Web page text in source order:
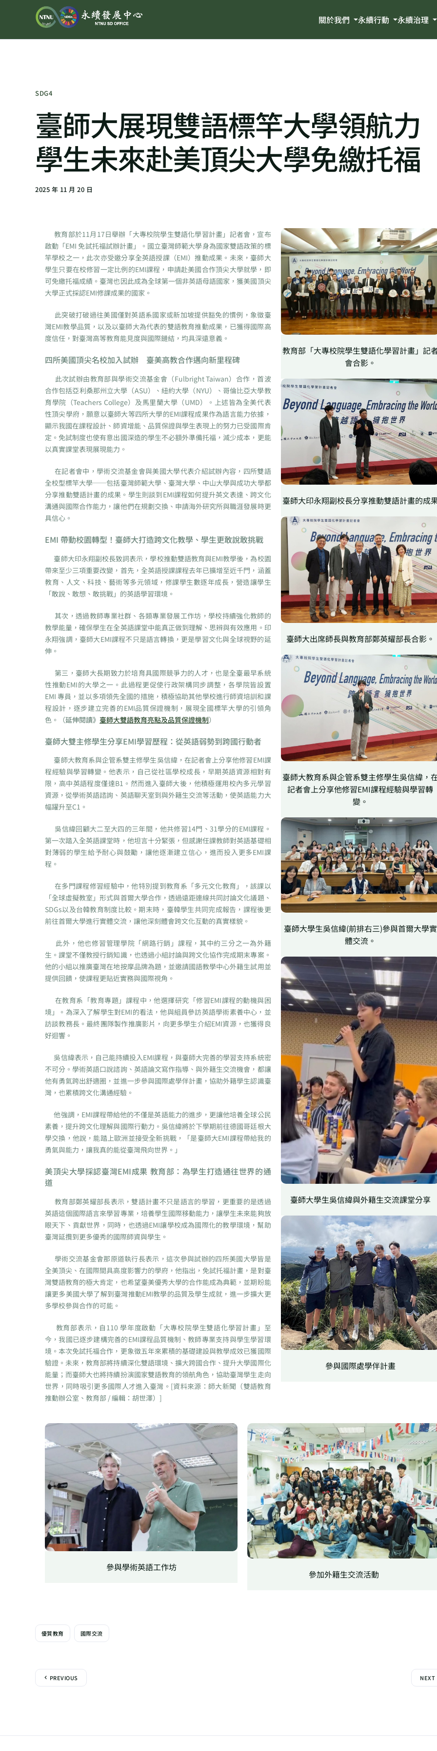
關於我們 永續行動 永續治理
SDG4
臺師大展現雙語標竿大學領航力
學生未來赴美頂尖大學免繳托福
2025 年 11 月 20 日
教育部於11月17日舉辦「大專校院學生雙語化學習計畫」記者會，宣布
啟動「EMI 免試托福試辦計畫」。國立臺灣師範大學身為國家雙語政策的標
竿學校之一，此次亦受邀分享全英語授課（EMI）推動成果。未來，臺師大
學生只要在校修習一定比例的EMI課程，申請赴美國合作頂尖大學就學，即
可免繳托福成績。臺灣也因此成為全球第一個非英語母語國家，獲美國頂尖
大學正式採認EMI修課成果的國家。
此突破打破過往美國僅對英語系國家或新加坡提供豁免的慣例，象徵臺
灣EMI教學品質，以及以臺師大為代表的雙語教育推動成果，已獲得國際高
度信任，對臺灣高等教育能見度與國際鏈結，均具深遠意義。
四所美國頂尖名校加入試辦 臺美高教合作邁向新里程碑
此次試辦由教育部與學術交流基金會（Fulbright Taiwan）合作，首波
合作包括亞利桑那州立大學（ASU）、紐約大學（NYU）、哥倫比亞大學教
育學院（Teachers College）及馬里蘭大學（UMD）。上述皆為全美代表
性頂尖學府，願意以臺師大等四所大學的EMI課程成果作為語言能力依據，
顯示我國在課程設計、師資增能、品質保證與學生表現上的努力已受國際肯
定。免試制度也使有意出國深造的學生不必額外準備托福，減少成本，更能
以真實課堂表現展現能力。
在記者會中，學術交流基金會與美國大學代表介紹試辦內容，四所雙語
全校型標竿大學──包括臺灣師範大學、臺灣大學、中山大學與成功大學都
分享推動雙語計畫的成果。學生則談到EMI課程如何提升英文表達、跨文化
溝通與國際合作能力，讓他們在規劃交換、申請海外研究所與職涯發展時更
具信心。
EMI 帶動校園轉型！臺師大打造跨文化教學、學生更敢說敢挑戰
臺師大印永翔副校長致詞表示，學校推動雙語教育與EMI教學後，為校園
帶來至少三項重要改變，首先，全英語授課課程去年已擴增至近千門，涵蓋
教育、人文、科技、藝術等多元領域，修課學生數逐年成長，營造讓學生
「敢說、敢想、敢挑戰」的英語學習環境。
其次，透過教師專業社群、各類專業發展工作坊，學校持續強化教師的
教學能量，確保學生在全英語課堂中能真正做到理解、思辨與有效應用。印
永翔強調，臺師大EMI課程不只是語言轉換，更是學習文化與全球視野的延
伸。
第三，臺師大長期致力於培育具國際競爭力的人才，也是全臺最早系統
性推動EMI的大學之一。此過程更促使行政架構同步調整，各學院皆設置
EMI 專員，並以多項領先全國的措施，積極協助其他學校進行師資培訓和課
程設計，逐步建立完善的EMI品質保證機制，展現全國標竿大學的引領角
色。（延伸閱讀》 臺師大雙語教育亮點及品質保證機制）
臺師大雙主修學生分享EMI學習歷程：從英語弱勢到跨國行動者
臺師大教育系與企管系雙主修學生吳信緯，在記者會上分享他修習EMI課
程經驗與學習轉變。他表示，自己從社區學校成長，早期英語資源相對有
限，高中英語程度僅達B1。然而進入臺師大後，他積極運用校內多元學習
資源，從學術英語諮詢、英語聊天室到與外籍生交流等活動，使英語能力大
幅躍升至C1。
吳信緯回顧大二至大四的三年間，他共修習14門、31學分的EMI課程。
第一次踏入全英語課堂時，他坦言十分緊張，但感謝任課教師對英語基礎相
對薄弱的學生給予耐心與鼓勵，讓他逐漸建立信心，進而投入更多EMI課
程。
在多門課程修習經驗中，他特別提到教育系「多元文化教育」，該課以
「全球虛擬教室」形式與首爾大學合作，透過遠距連線共同討論文化議題、
SDGs以及台韓教育制度比較。期末時，臺韓學生共同完成報告，課程後更
前往首爾大學進行實體交流，讓他深刻體會跨文化互動的真實樣貌。
此外，他也修習管理學院「網路行銷」課程，其中約三分之一為外籍
生。課堂不僅教授行銷知識，也透過小組討論與跨文化協作完成期末專案。
他的小組以推廣臺灣在地按摩品牌為題，並邀請國語教學中心外籍生試用並
提供回饋，使課程更貼近實務與國際視角。
在教育系「教育專題」課程中，他選擇研究「修習EMI課程的動機與困
境」。為深入了解學生對EMI的看法，他與組員參訪英語學術素養中心，並
訪談教務長。最終團隊製作推廣影片，向更多學生介紹EMI資源，也獲得良
好迴響。
吳信緯表示，自己能持續投入EMI課程，與臺師大完善的學習支持系統密
不可分。學術英語口說諮詢、英語論文寫作指導、與外籍生交流機會，都讓
他有勇氣跨出舒適圈，並進一步參與國際處學伴計畫，協助外籍學生認識臺
灣，也累積跨文化溝通經驗。
他強調，EMI課程帶給他的不僅是英語能力的進步，更讓他培養全球公民
素養，提升跨文化理解與國際行動力。吳信緯將於下學期前往德國哥廷根大
學交換，他說，能踏上歐洲並接受全新挑戰，「是臺師大EMI課程帶給我的
勇氣與能力，讓我真的能從臺灣飛向世界。」
美頂尖大學採認臺灣EMI成果 教育部：為學生打造通往世界的通
道
教育部鄭英耀部長表示，雙語計畫不只是語言的學習，更重要的是透過
英語這個國際語言來學習專業，培養學生國際移動能力，讓學生未來能夠放
眼天下、貢獻世界，同時，也透過EMI讓學校成為國際化的教學環境，幫助
臺灣延攬到更多優秀的國際師資與學生。
學術交流基金會那原道執行長表示，這次參與試辦的四所美國大學皆是
全美頂尖、在國際間具高度影響力的學府，他指出，免試托福計畫，是對臺
灣雙語教育的極大肯定，也希望臺美優秀大學的合作能成為典範，並期盼能
讓更多美國大學了解到臺灣推動EMI教學的品質及學生成就，進一步擴大更
多學校參與合作的可能。
教育部表示，自110 學年度啟動「大專校院學生雙語化學習計畫」至
今，我國已逐步建構完善的EMI課程品質機制、教師專業支持與學生學習環
境。本次免試托福合作，更象徵五年來累積的基礎建設與教學成效已獲國際
驗證。未來，教育部將持續深化雙語環境、擴大跨國合作、提升大學國際化
能量；而臺師大也將持續扮演國家雙語教育的領航角色，協助臺灣學生走向
世界，同時吸引更多國際人才進入臺灣。[資料來源：師大新聞（雙語教育
推動辦公室、教育部 / 編輯：胡世澤）]
教育部「大專校院學生雙語化學習計畫」記
會合影。
臺師大印永翔副校長分享推動雙語計畫的成
臺師大出席師長與教育部鄭英耀部長合影。
臺師大教育系與企管系雙主修學生吳信緯，
記者會上分享他修習EMI課程經驗與學習轉
變。
臺師大學生吳信緯(前排右三)參與首爾大學實
體交流。
臺師大學生吳信緯與外籍生交流課堂分享
參與國際處學伴計畫
參與學術英語工作坊
參加外籍生交流活動
優質教育 國際交流
PREVIOUS NEXT